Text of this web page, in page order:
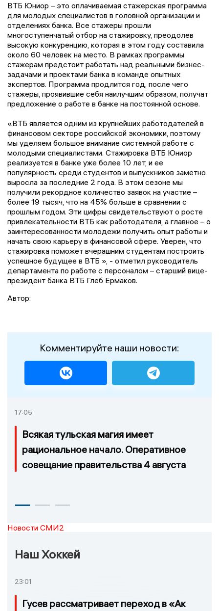
ВТБ Юниор – это оплачиваемая стажерская программа
для молодых специалистов в головной организации и
отделениях банка. Все стажеры прошли
многоступенчатый отбор на стажировку, преодолев
высокую конкуренцию, которая в этом году составила
около 60 человек на место. В рамках программы
стажерам предстоит работать над реальными бизнес-
задачами и проектами банка в команде опытных
экспертов. Программа продлится год, после чего
стажеры, проявившие себя наилучшим образом, получат
предложение о работе в банке на постоянной основе.
«ВТБ является одним из крупнейших работодателей в
финансовом секторе российской экономики, поэтому
мы уделяем большое внимание системной работе с
молодыми специалистами. Стажировка ВТБ Юниор
реализуется в банке уже более 10 лет, и ее
популярность среди студентов и выпускников заметно
выросла за последние 2 года. В этом сезоне мы
получили рекордное количество заявок на участие –
более 19 тысяч, что на 45% больше в сравнении с
прошлым годом. Эти цифры свидетельствуют о росте
привлекательности ВТБ как работодателя, а главное – о
заинтересованности молодежи получить опыт работы и
начать свою карьеру в финансовой сфере. Уверен, что
стажировка поможет вчерашним студентам построить
успешное будущее в ВТБ », - отметил руководитель
департамента по работе с персоналом – старший вице-
президент банка ВТБ Глеб Ермаков.
Автор:
Комментируйте наши новости:
17:05
Всякая тульская магия имеет
рациональное начало. Оперативное
совещание правительства 4 августа
Новости СМИ2
Наш Хоккей
23:01
Гусев рассматривает переход в «Ак